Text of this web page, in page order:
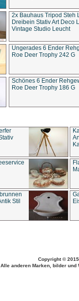
2x Bauhaus Tripod Steh
Dreibein Stativ Art Deco
Vintage Studio Leucht
Ungerades 6 Ender
Roe Deer Trophy 242 G
Schönes 6 Ender
Roe Deer Trophy 186 G
Stil
Copyright ©
Alle anderen Marken, bilder und